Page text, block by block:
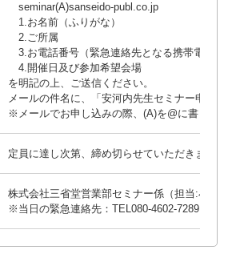
seminar(A)sanseido-publ.co.jp
1.お名前（ふりがな）
2.ご所属
3.お電話番号（緊急連絡先となる携帯電話な
4.開催日及び参加希望会場
を明記の上、ご送信ください。
メールの件名に、「安河内先生セミナー申込
※メールでお申し込みの際、(A)を@に書き換
定員に達し次第、締め切らせていただきます。
株式会社三省堂営業部セミナー係（担当:小柴)
※当日の緊急連絡先：TEL080-4602-7289 （担